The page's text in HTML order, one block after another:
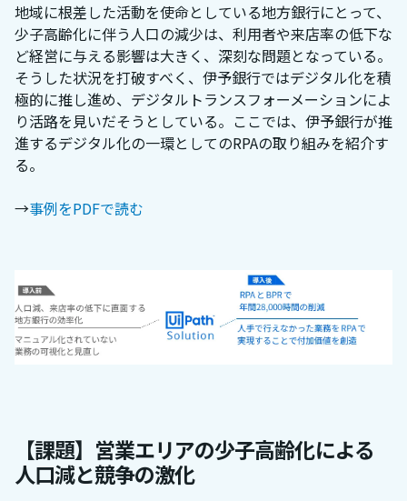
地域に根差した活動を使命としている地方銀行にとって、
少子高齢化に伴う人口の減少は、利用者や来店率の低下な
ど経営に与える影響は大きく、深刻な問題となっている。
そうした状況を打破すべく、伊予銀行ではデジタル化を積
極的に推し進め、デジタルトランスフォーメーションによ
り活路を見いだそうとしている。ここでは、伊予銀行が推
進するデジタル化の一環としてのRPAの取り組みを紹介す
る。
→事例をPDFで読む
【課題】営業エリアの少子高齢化による
人口減と競争の激化